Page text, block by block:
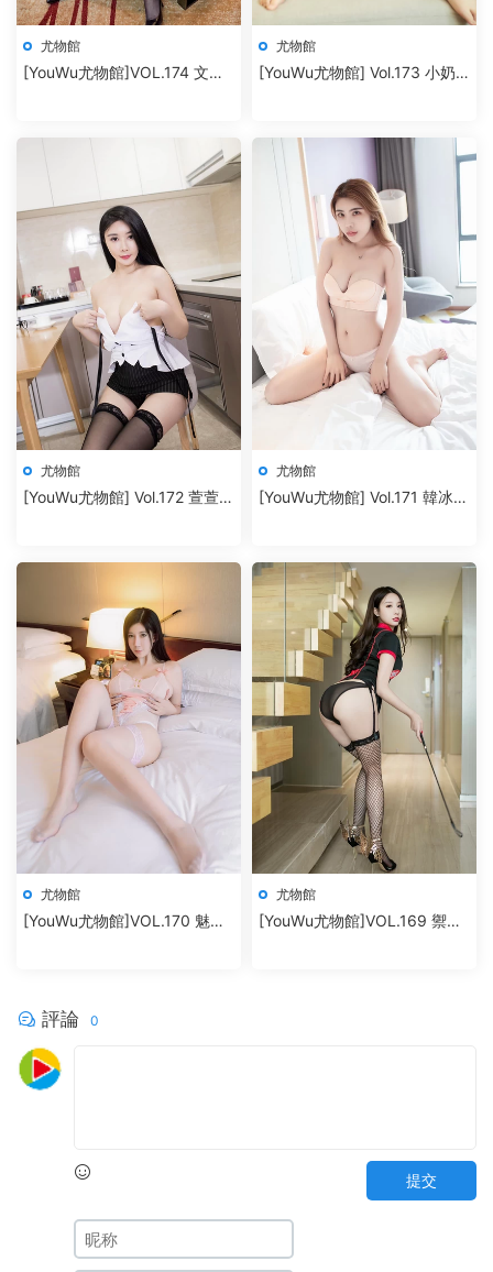
尤物館
[YouWu尤物館]VOL.174 文靜
尤物館
[YouWu尤物館] Vol.173 小奶
尤物館
[YouWu尤物館] Vol.172 萱萱
尤物館
[YouWu尤物館] Vol.171 韓冰冰
尤物館
[YouWu尤物館]VOL.170 魅惑
尤物館
[YouWu尤物館]VOL.169 禦姐
評論 0
提交